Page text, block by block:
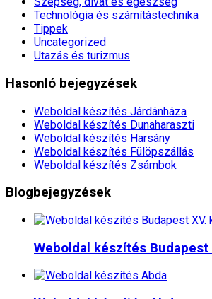
Technológia és számítástechnika
Tippek
Uncategorized
Utazás és turizmus
Hasonló bejegyzések
Weboldal készítés​ Járdánháza
Weboldal készítés​ Dunaharaszti
Weboldal készítés​ Harsány
Weboldal készítés​ Fülöpszállás
Weboldal készítés​ Zsámbok
Blogbejegyzések
Weboldal készítés​ Budapest